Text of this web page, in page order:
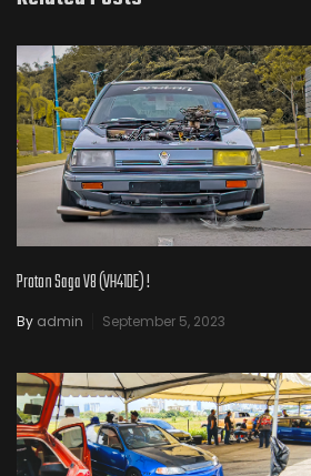
Proton Saga V8 (VH41DE) !
By admin September 5, 2023